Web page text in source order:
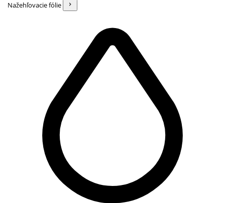
Nažehľovacie fólie